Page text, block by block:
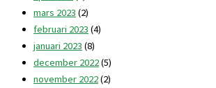
mars 2023 (2)
februari 2023 (4)
januari 2023 (8)
december 2022(5)
november 2022(2)